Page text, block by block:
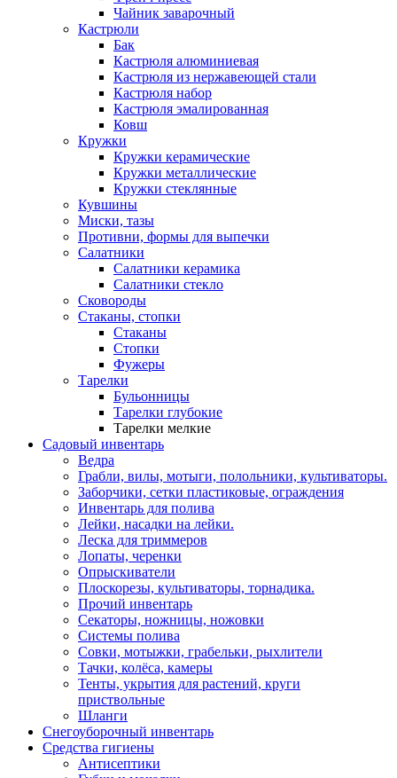
Чайник заварочный
Кастрюли
Бак
Кастрюля алюминиевая
Кастрюля из нержавеющей стали
Кастрюля набор
Кастрюля эмалированная
Ковш
Кружки
Кружки керамические
Кружки металлические
Кружки стеклянные
Кувшины
Миски, тазы
Противни, формы для выпечки
Салатники
Салатники керамика
Салатники стекло
Сковороды
Стаканы, стопки
Стаканы
Стопки
Фужеры
Тарелки
Бульонницы
Тарелки глубокие
Тарелки мелкие
Садовый инвентарь
Ведра
Грабли, вилы, мотыги, полольники, культиваторы.
Заборчики, сетки пластиковые, ограждения
Инвентарь для полива
Лейки, насадки на лейки.
Леска для триммеров
Лопаты, черенки
Опрыскиватели
Плоскорезы, культиваторы, торнадика.
Прочий инвентарь
Секаторы, ножницы, ножовки
Системы полива
Совки, мотыжки, грабельки, рыхлители
Тачки, колёса, камеры
Тенты, укрытия для растений, круги
приствольные
Шланги
Снегоуборочный инвентарь
Средства гигиены
Антисептики